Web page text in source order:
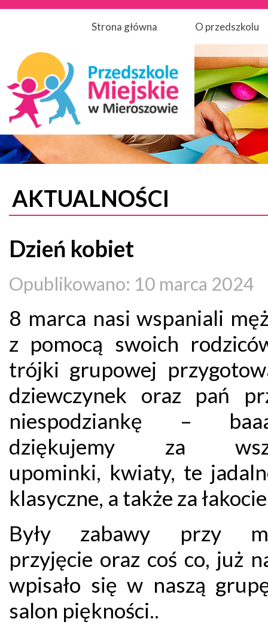
Strona główna O przedszkolu
AKTUALNOŚCI
Dzień kobiet
Opublikowano: 10 marca 2024
8 marca nasi wspaniali
z pomocą swoich
trójki grupowej
dziewczynek oraz pań
niespodziankę –
dziękujemy za
upominki, kwiaty, te
klasyczne, a także za
Były zabawy przy
przyjęcie oraz coś co, już
wpisało się w naszą
salon piękności..